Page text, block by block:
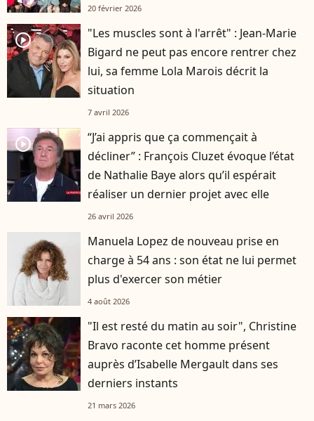
20 février 2026
player2
"Les muscles sont à l'arrêt" : Jean-Marie
Bigard ne peut pas encore rentrer chez
lui, sa femme Lola Marois décrit la
situation
7 avril 2026
player2
“J’ai appris que ça commençait à
décliner” : François Cluzet évoque l’état
de Nathalie Baye alors qu’il espérait
réaliser un dernier projet avec elle
26 avril 2026
Manuela Lopez de nouveau prise en
charge à 54 ans : son état ne lui permet
plus d'exercer son métier
4 août 2026
"Il est resté du matin au soir", Christine
Bravo raconte cet homme présent
auprès d’Isabelle Mergault dans ses
derniers instants
21 mars 2026